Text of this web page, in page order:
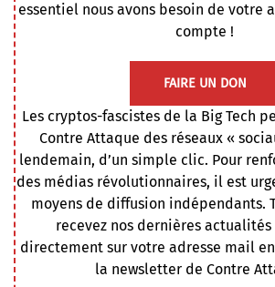
essentiel nous avons besoin de votre
compte !
FAIRE UN DON
Les cryptos-fascistes de la Big Tech
Contre Attaque des réseaux «
lendemain, d’un simple clic. Pour
des médias révolutionnaires, il est
moyens de diffusion indépendants.
recevez nos dernières
directement sur votre adresse mail
la newsletter de Contre